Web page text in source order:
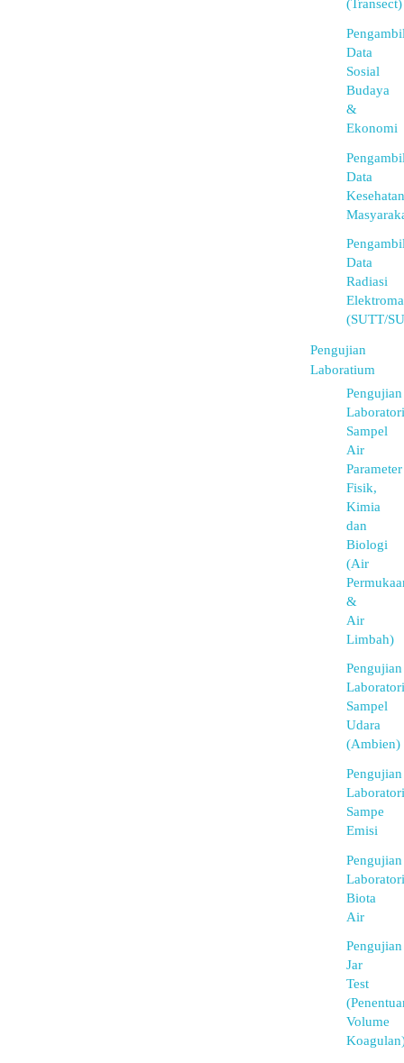
(Transect)
Data
Sosial
Budaya
&
Ekonomi
Data
Kesehatan
Data
Radiasi
(SUTT/
Pengujian
Laboratium
Pengujian
Sampel
Air
Parameter
Fisik,
Kimia
dan
Biologi
(Air
&
Air
Limbah)
Pengujian
Sampel
Udara
(Ambien)
Pengujian
Sampe
Emisi
Pengujian
Biota
Air
Pengujian
Jar
Test
Volume